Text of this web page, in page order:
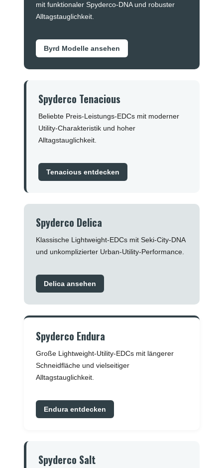
mit funktionaler Spyderco-DNA und robuster
Alltagstauglichkeit.
Byrd Modelle ansehen
Spyderco Tenacious
Beliebte Preis-Leistungs-EDCs mit moderner
Utility-Charakteristik und hoher
Alltagstauglichkeit.
Tenacious entdecken
Spyderco Delica
Klassische Lightweight-EDCs mit Seki-City-DNA
und unkomplizierter Urban-Utility-Performance.
Delica ansehen
Spyderco Endura
Große Lightweight-Utility-EDCs mit längerer
Schneidfläche und vielseitiger
Alltagstauglichkeit.
Endura entdecken
Spyderco Salt